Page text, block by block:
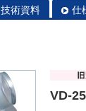
技術資料 仕
VD-